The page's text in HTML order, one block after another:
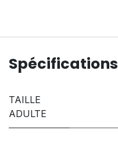
Spécifications
TAILLE
ADULTE